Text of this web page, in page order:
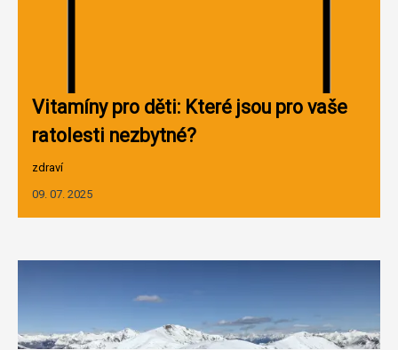
Vitamíny pro děti: Které jsou pro vaše
ratolesti nezbytné?
zdraví
09. 07. 2025